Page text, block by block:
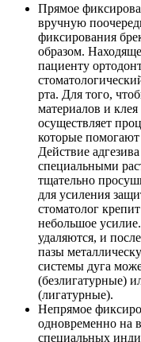
Прямое
вручную
фиксирования
образом.
пациенту
рта. Для того,
материалов и
осуществляет
которые помогают
Действие
специальными
тщательно
для усиления
стоматолог
небольшое
удаляются, и
пазы
системы дуга
(безлигатурные)
(лигатурные).
Непрямое
одновременно на
специальных